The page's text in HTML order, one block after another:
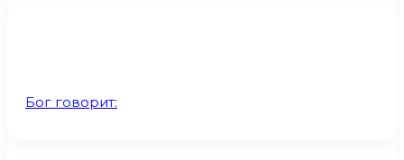
Бог говорит: